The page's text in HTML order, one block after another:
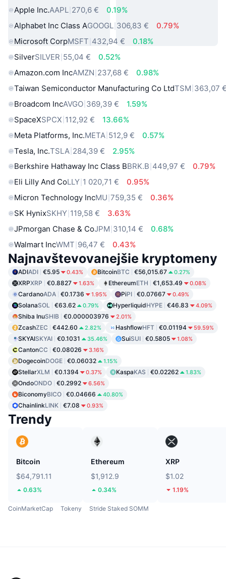
Apple Inc.AAPL 270,6 €
0.19%
Alphabet Inc Class AGOOGL 306,83 €
0.79%
Microsoft CorpMSFT 432,94 €
0.18%
SilverSILVER 55,04 €
0.52%
Amazon.com IncAMZN 237,68 €
0.98%
Taiwan Semiconductor Manufacturing Co LtdTSM 363,07
Broadcom IncAVGO 369,39 €
1.59%
SpaceXSPCX 112,92 €
13.66%
Meta Platforms, Inc.META 512,9 €
0.57%
Tesla, Inc.TSLA 284,39 €
2.95%
Berkshire Hathaway Inc Class BBRK.B 449,97 €
0.79%
Eli Lilly And CoLLY 1 020,71 €
0.95%
Micron Technology IncMU 759,35 €
0.36%
SK HynixSKHY 119,58 €
3.63%
JPmorgan Chase & CoJPM 310,14 €
0.68%
Walmart IncWMT 96,47 € 0.43%
Najnavštevovanejšie kryptomeny
ADIADI €5.95 0.43% BitcoinBTC €56,015.67 0.27%
XRPXRP €0.8827 1.63% EthereumETH €1,653.49 0.08%
CardanoADA €0.1736 1.95% PiPI €0.07667 0.49%
SolanaSOL €63.62 0.79% HyperliquidHYPE €46.83 4.09%
Shiba InuSHIB €0.000003976 2.01%
ZcashZEC €442.60 2.82% HashflowHFT €0.01194 59.59%
SKYAISKYAI €0.1031 35.46% SuiSUI €0.5805 1.08%
CantonCC €0.08026 3.16%
DogecoinDOGE €0.06032 1.15%
StellarXLM €0.1394 0.37% KaspaKAS €0.02262 1.83%
OndoONDO €0.2992 6.56%
BiconomyBICO €0.04666 40.80%
ChainlinkLINK €7.08 0.93%
Trendy
Bitcoin
$64,791.11
0.63%
Ethereum
$1,912.9
0.34%
XRP
$1.02
1.19%
CoinMarketCap Tokeny Stride Staked SOMM